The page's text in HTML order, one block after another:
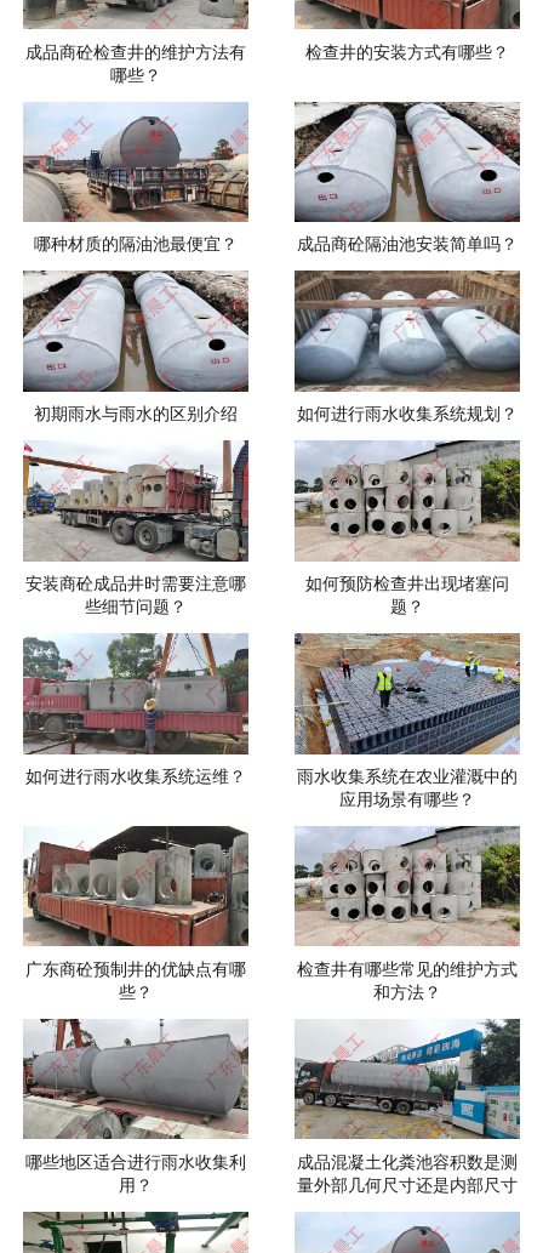
成品商砼检查井的维护方法有
哪些？
检查井的安装方式有哪些？
哪种材质的隔油池最便宜？ 成品商砼隔油池安装简单吗？
初期雨水与雨水的区别介绍 如何进行雨水收集系统规划？
安装商砼成品井时需要注意哪
些细节问题？
如何预防检查井出现堵塞问
题？
如何进行雨水收集系统运维？
雨水收集系统在农业灌溉中的
应用场景有哪些？
广东商砼预制井的优缺点有哪
些？
检查井有哪些常见的维护方式
和方法？
哪些地区适合进行雨水收集利
用？
成品混凝土化粪池容积数是测
量外部几何尺寸还是内部尺寸